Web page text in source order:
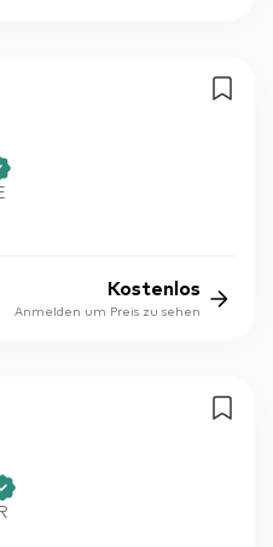
Kostenlos
Anmelden um Preis zu sehen